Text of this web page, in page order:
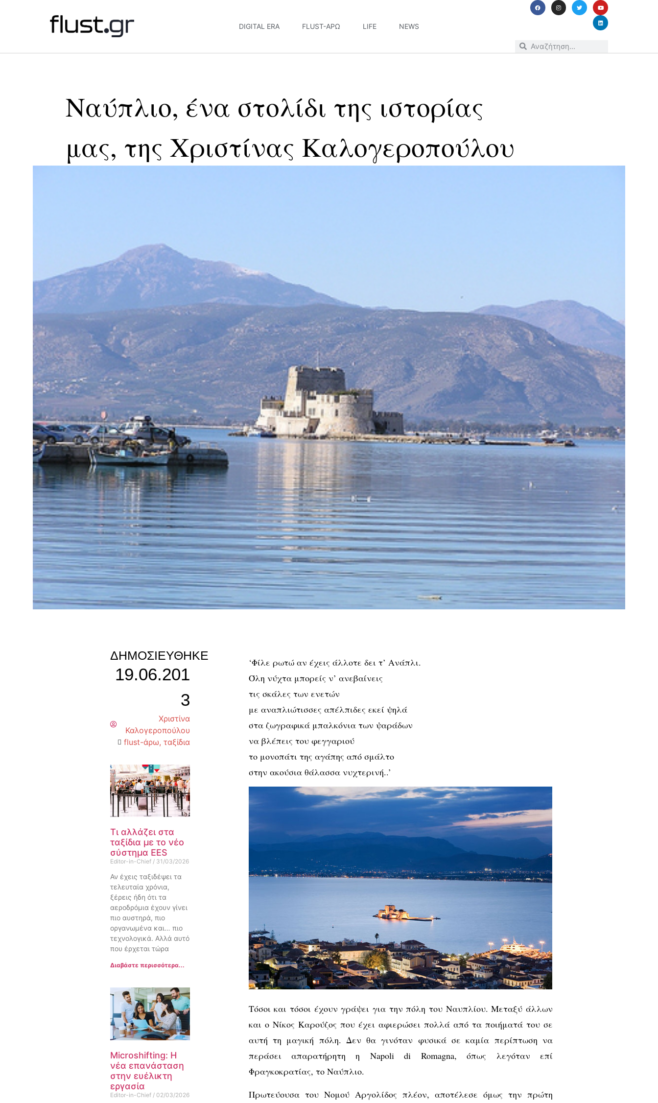
DIGITAL ERA FLUST-ΆΡΩ LIFE NEWS
Ναύπλιο, ένα στολίδι της ιστορίας
μας, της Χριστίνας Καλογεροπούλου
ΔΗΜΟΣΙΕΎΘΗΚΕ
19.06.201
3
Χριστίνα
Καλογεροπούλου
flust-άρω, ταξίδια
Τι αλλάζει στα
ταξίδια με το νέο
σύστημα EES
Editor-in-Chief 31/03/2026
Αν έχεις ταξιδέψει τα
τελευταία χρόνια,
ξέρεις ήδη ότι τα
αεροδρόμια έχουν γίνει
πιο αυστηρά, πιο
οργανωμένα και… πιο
τεχνολογικά. Αλλά αυτό
που έρχεται τώρα
Διαβάστε περισσότερα...
Microshifting: Η
νέα επανάσταση
στην ευέλικτη
εργασία
Editor-in-Chief 02/03/2026
‘Φίλε ρωτώ αν έχεις άλλοτε δει τ’ Ανάπλι.
Όλη νύχτα μπορείς ν’ ανεβαίνεις
τις σκάλες των ενετών
με αναπλιώτισσες απέλπιδες εκεί ψηλά
στα ζωγραφικά μπαλκόνια των ψαράδων
να βλέπεις του φεγγαριού
το μονοπάτι της αγάπης από σμάλτο
στην ακούσια θάλασσα νυχτερινή..’
Τόσοι και τόσοι έχουν γράψει για την πόλη του Ναυπλίου. Μεταξύ άλλων
και ο Νίκος Καρούζος που έχει αφιερώσει πολλά από τα ποιήματά του σε
αυτή τη μαγική πόλη. Δεν θα γινόταν φυσικά σε καμία περίπτωση να
περάσει απαρατήρητη η Napoli di Romagna, όπως λεγόταν επί
Φραγκοκρατίας, το Ναύπλιο.
Πρωτεύουσα του Νομού Αργολίδος πλέον, αποτέλεσε όμως την πρώτη